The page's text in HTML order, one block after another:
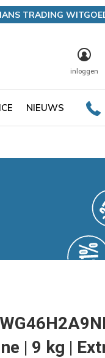
NIEUWS
inloggen
TRADING
| 9 kg |